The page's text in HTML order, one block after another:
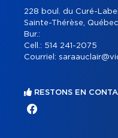
228 boul. du Curé-
Sainte-Thérèse,
Bur.:
Cell.: 514 241-2075
Courriel:
RESTONS EN